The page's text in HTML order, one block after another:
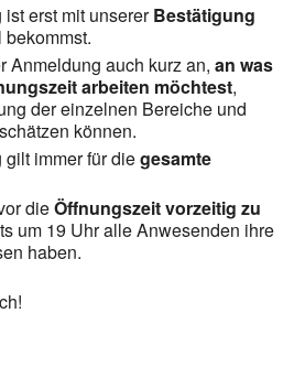
erst mit unsererBestätigung
Anmeldung auch kurz an,an was
arbeiten möchtest,
der einzelnen Bereiche und
können.
gilt immer für diegesamte
dieÖffnungszeit vorzeitig zu
um 19 Uhr alle Anwesenden ihre
haben.